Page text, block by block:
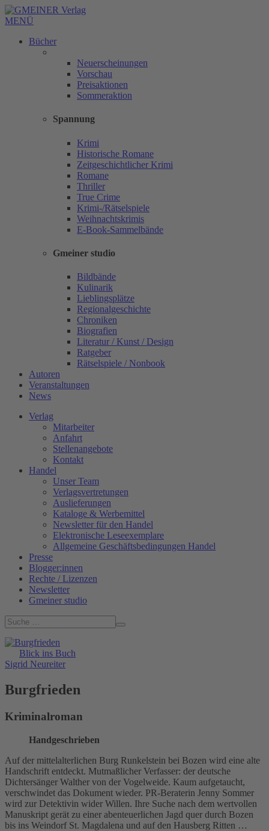
MENÜ
Bücher
Neuerscheinungen
Vorschau
Preisaktionen
Sommeraktion
Spannung
Krimi
Historische Romane
Zeitgeschichtlicher Krimi
Romane
Thriller
True Crime
Krimi-/Rätselspiele
Weihnachtskrimis
E-Book-Sammelbände
Gmeiner studio
Bildbände
Kulinarik
Lieblingsplätze
Regionalgeschichte
Chroniken
Biografien
Literatur / Kunst / Design
Ratgeber
Rätselspiele / Nonbook
Autoren
Veranstaltungen
News
Verlag
Mitarbeiter
Anfahrt
Stellenangebote
Kontakt
Handel
Unser Team
Verlagsvertretungen
Auslieferungen
Kataloge & Werbemittel
Newsletter für den Handel
Elektronische Leseexemplare
Allgemeine Geschäftsbedingungen Handel
Presse
Blogger:innen
Rechte / Lizenzen
Newsletter
Gmeiner studio
Blick ins Buch
Sigrid Neureiter
Burgfrieden
Kriminalroman
Handgeschrieben
Auf der mittelalterlichen Burg Runkelstein bei Bozen wird eine alte
Handschrift entdeckt. Mutmaßlicher Verfasser: der deutsche
Dichtersänger Walther von der Vogelweide. Kaum aufgetaucht,
verschwindet das Dokument wieder. PR-Beraterin Jenny Sommer
wird zur Detektivin wider Willen. Ihre Suche nach dem wertvollen
Manuskript gerät zu einer abenteuerlichen Jagd quer durch Bozen
bis ins Weindorf St. Magdalena und auf den Hausberg Ritten …